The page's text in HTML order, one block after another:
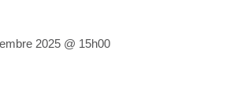
2025 @ 15h00